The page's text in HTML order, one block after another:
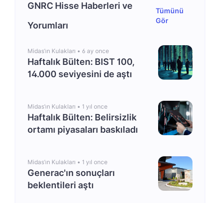
GNRC Hisse Haberleri ve
Yorumları
Tümünü
Gör
Midas’ın Kulakları • 6 ay once
Haftalık Bülten: BIST 100,
14.000 seviyesini de aştı
Midas’ın Kulakları • 1 yıl once
Haftalık Bülten: Belirsizlik
ortamı piyasaları baskıladı
Midas’ın Kulakları • 1 yıl once
Generac'ın sonuçları
beklentileri aştı